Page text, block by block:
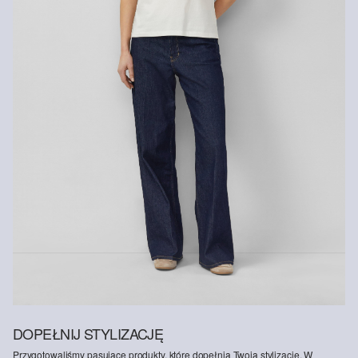
DOPEŁNIJ STYLIZACJĘ
Przygotowaliśmy pasujące produkty, które dopełnią Twoją stylizację. W